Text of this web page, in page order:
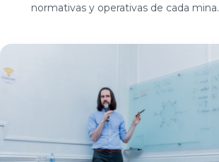
normativas y operativas de cada mina.